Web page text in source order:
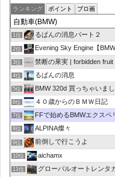
ランキング ポイント ブロ画
1位 るぱんの消息パート２
2位 Evening Sky Engine【BMWアルピナ
3位 禁断の果実 | forbidden fruit
4位 るぱんの消息
5位 BMW 320d 買っちゃいました
6位 ４０歳からのＢＭＷ日記
7位 FFで始めるBMWエクスペリエン
8位 ALPINA燦々
9位 前倒しで行こうよ
10位 aichamx
11位 グローバルオートレンタカーブロ